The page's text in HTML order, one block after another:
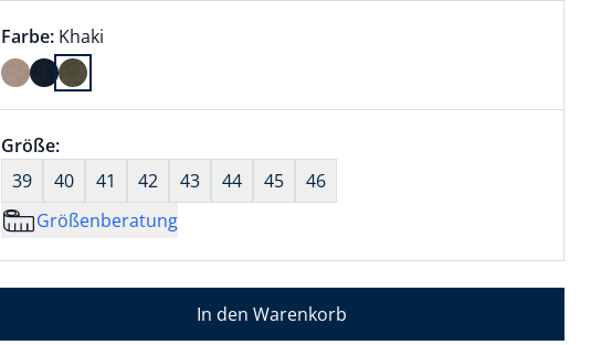
Farbauswahl:
Farbe: aktuell ausgewählt:
Khaki
Farbe Khaki ausgewählt
Größenauswahl:
Größe:nichts ausgewählt
39
40 41 42 43 44 45
46
Größenberatung
In den Warenkorb